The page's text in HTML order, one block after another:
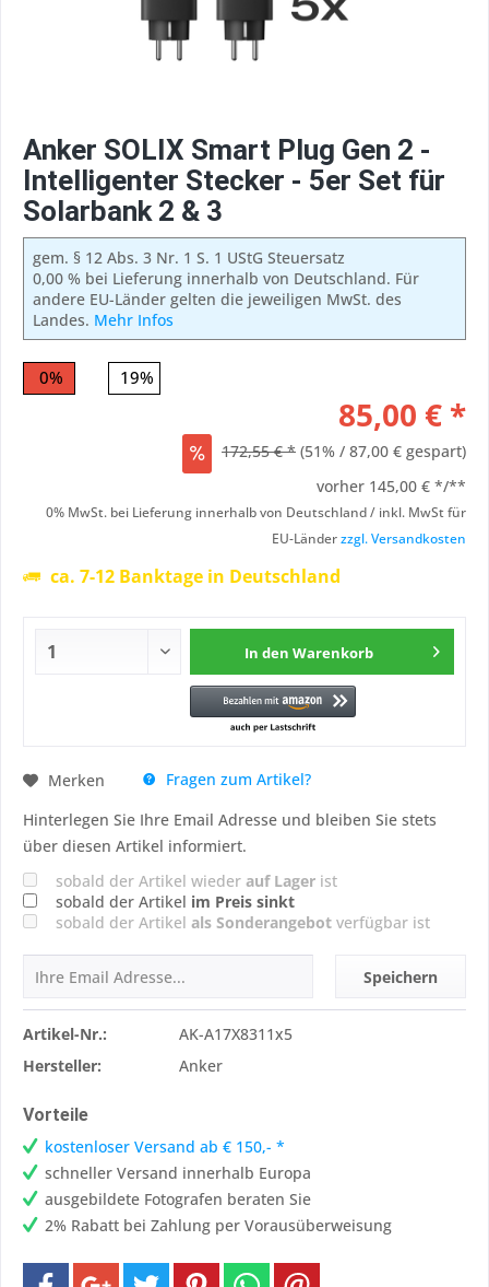
Anker SOLIX Smart Plug Gen 2 -
Intelligenter Stecker - 5er Set für
Solarbank 2 & 3
gem. § 12 Abs. 3 Nr. 1 S. 1 UStG Steuersatz
0,00 % bei Lieferung innerhalb von Deutschland. Für
andere EU-Länder gelten die jeweiligen MwSt. des
Landes. Mehr Infos
0% 19%
85,00 € *
172,55 € * (51% / 87,00 € gespart)
vorher 145,00 € */**
0% MwSt. bei Lieferung innerhalb von Deutschland / inkl. MwSt für
EU-Länderzzgl. Versandkosten
ca. 7-12 Banktage in Deutschland
In den Warenkorb
Merken
Fragen zum Artikel?
Hinterlegen Sie Ihre Email Adresse und bleiben Sie stets
über diesen Artikel informiert.
sobald der Artikel wieder auf Lager ist
sobald der Artikel im Preis sinkt
sobald der Artikel als Sonderangebot verfügbar ist
Speichern
Artikel-Nr.:
AK-A17X8311x5
Hersteller:
Anker
Vorteile
kostenloser Versand ab € 150,- *
schneller Versand innerhalb Europa
ausgebildete Fotografen beraten Sie
2% Rabatt bei Zahlung per Vorausüberweisung